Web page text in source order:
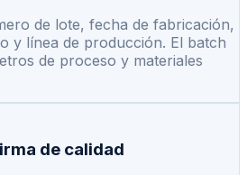
de lote, fecha de fabricación,
y línea de producción. El batch
de proceso y materiales
de calidad